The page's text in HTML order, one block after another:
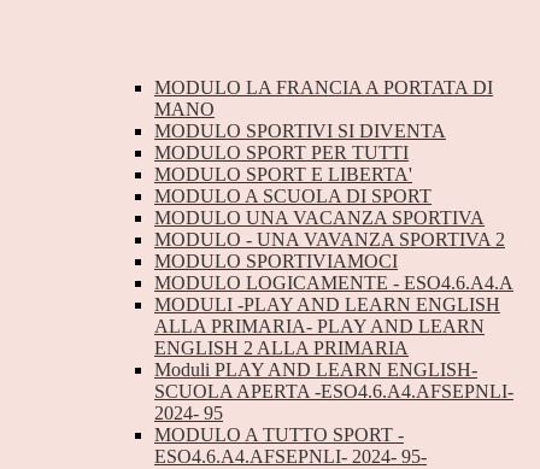
MODULO LA FRANCIA A PORTATA DI
MANO
MODULO SPORTIVI SI DIVENTA
MODULO SPORT PER TUTTI
MODULO SPORT E LIBERTA'
MODULO A SCUOLA DI SPORT
MODULO UNA VACANZA SPORTIVA
MODULO - UNA VAVANZA SPORTIVA 2
MODULO SPORTIVIAMOCI
MODULO LOGICAMENTE - ESO4.6.A4.A
MODULI -PLAY AND LEARN ENGLISH
ALLA PRIMARIA- PLAY AND LEARN
ENGLISH 2 ALLA PRIMARIA
Moduli PLAY AND LEARN ENGLISH-
SCUOLA APERTA -ESO4.6.A4.AFSEPNLI-
2024- 95
MODULO A TUTTO SPORT -
ESO4.6.A4.AFSEPNLI- 2024- 95-